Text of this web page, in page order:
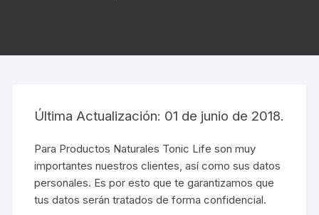
Última Actualización: 01 de junio de 2018.
Para Productos Naturales Tonic Life son muy
importantes nuestros clientes, así como sus datos
personales. Es por esto que te garantizamos que
tus datos serán tratados de forma confidencial.